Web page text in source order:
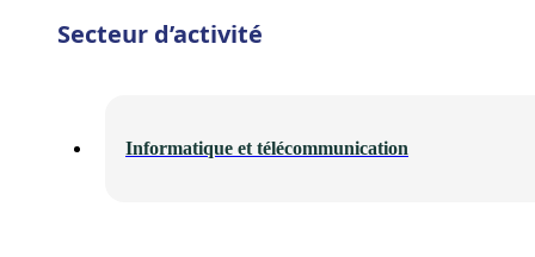
Secteur d’activité
Informatique et télécommunication